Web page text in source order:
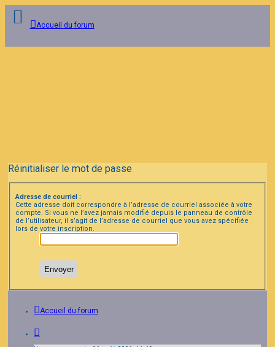
Accueil du forum
Réinitialiser le mot de passe
Adresse de courriel :
Cette adresse doit correspondre à l’adresse de courriel associée à votre
compte. Si vous ne l’avez jamais modifié depuis le panneau de contrôle
de l’utilisateur, il s’agit de l’adresse de courriel que vous avez spécifiée
lors de votre inscription.
Accueil du forum